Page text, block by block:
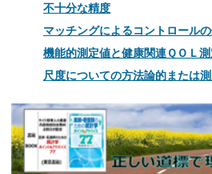
不十分な精度
マッチングによるコントロールの
機能的測定値と健康関連ＱＯＬ
尺度についての方法論的または